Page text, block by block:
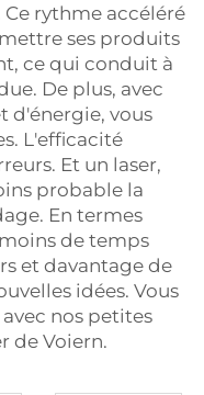
rythme accéléré
ses produits
ce qui conduit à
De plus, avec
d'énergie, vous
L'efficacité
Et un laser,
probable la
En termes
de temps
et davantage de
idées. Vous
nos petites
de Voiern.